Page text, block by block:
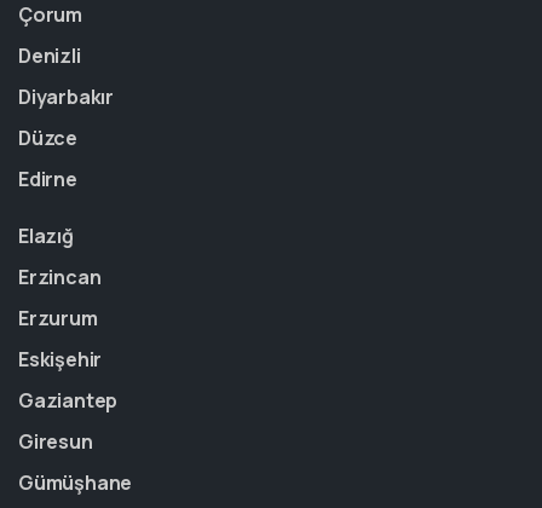
Çorum
Denizli
Diyarbakır
Düzce
Edirne
Elazığ
Erzincan
Erzurum
Eskişehir
Gaziantep
Giresun
Gümüşhane